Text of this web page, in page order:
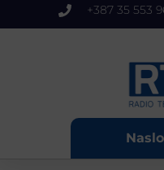
+387 35 553